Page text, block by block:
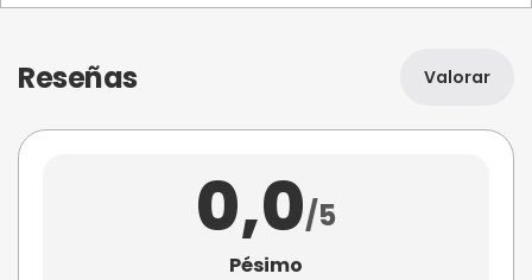
Reseñas Valorar
0,0/5
Pésimo